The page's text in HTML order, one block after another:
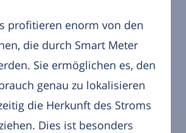
profitieren enorm von den
die durch Smart Meter
Sie ermöglichen es, den
genau zu lokalisieren
die Herkunft des Stroms
Dies ist besonders